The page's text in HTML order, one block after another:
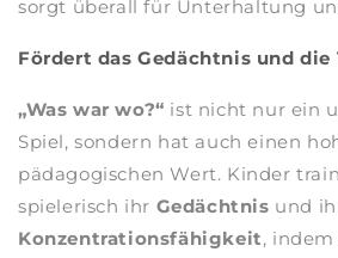
sorgt überall für Unterhaltung
Fördert das Gedächtnis und die
„Was war wo?“ ist nicht nur ein
Spiel, sondern hat auch einen
pädagogischen Wert. Kinder
spielerisch ihr Gedächtnis und
Konzentrationsfähigkeit,